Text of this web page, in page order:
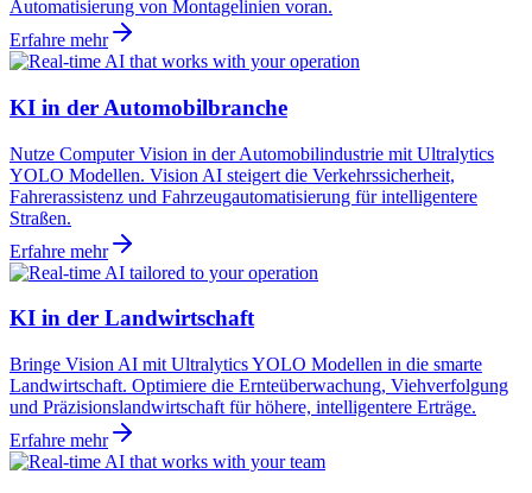
Automatisierung von Montagelinien voran.
Erfahre mehr
KI in der Automobilbranche
Nutze Computer Vision in der Automobilindustrie mit Ultralytics
YOLO Modellen. Vision AI steigert die Verkehrssicherheit,
Fahrerassistenz und Fahrzeugautomatisierung für intelligentere
Straßen.
Erfahre mehr
KI in der Landwirtschaft
Bringe Vision AI mit Ultralytics YOLO Modellen in die smarte
Landwirtschaft. Optimiere die Ernteüberwachung, Viehverfolgung
und Präzisionslandwirtschaft für höhere, intelligentere Erträge.
Erfahre mehr